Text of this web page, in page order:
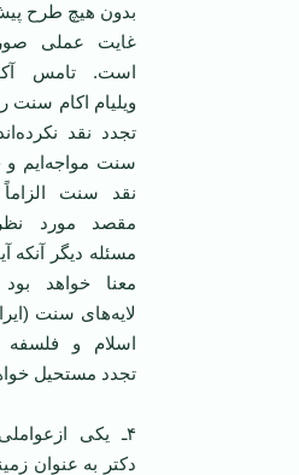
بدون هیچ طرح
غایت عملی
است. تامس
ویلیام اکام سنت
تجدد نقد
سنت مواجه‌ایم و
نقد سنت
مقصد مورد
مسئله دیگر آنکه
معنا خواهد
لایه‌های سنت
اسلام و فلسفه
تجدد مستحیل
۴ـ یکی
دکتر به عنوان